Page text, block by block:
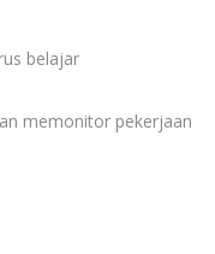
belajar
memonitor pekerjaan